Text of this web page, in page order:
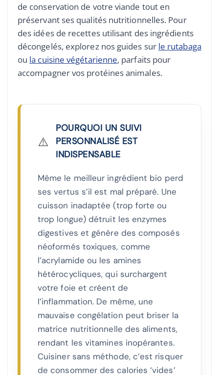
de conservation de votre viande tout en
préservant ses qualités nutritionnelles. Pour
des idées de recettes utilisant des ingrédients
décongelés, explorez nos guides sur le rutabaga
ou la cuisine végétarienne, parfaits pour
accompagner vos protéines animales.
⚠️
POURQUOI UN SUIVI
PERSONNALISÉ EST
INDISPENSABLE
Même le meilleur ingrédient bio perd
ses vertus s’il est mal préparé. Une
cuisson inadaptée (trop forte ou
trop longue) détruit les enzymes
digestives et génère des composés
néoformés toxiques, comme
l’acrylamide ou les amines
hétérocycliques, qui surchargent
votre foie et créent de
l’inflammation. De même, une
mauvaise congélation peut briser la
matrice nutritionnelle des aliments,
rendant les vitamines inopérantes.
Cuisiner sans méthode, c’est risquer
de consommer des calories ‘vides’